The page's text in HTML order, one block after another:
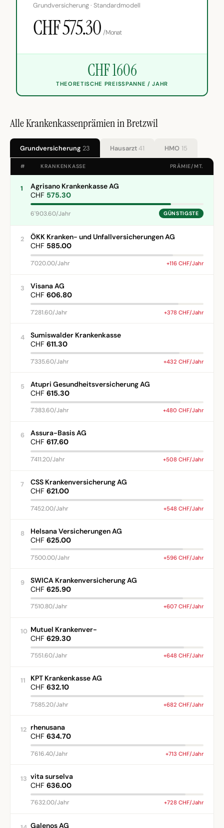
Grundversicherung · Standardmodell
CHF 575.30 /Monat
CHF 1606
THEORETISCHE PREISSPANNE / JAHR
Alle Krankenkassenprämien in Bretzwil
Grundversicherung 23 Hausarzt41 HMO 15
# KRANKENKASSE PRÄMIE/MT.
1
Agrisano Krankenkasse AG
CHF 575.30
6'903.60/Jahr GÜNSTIGSTE
2
ÖKK Kranken- und Unfallversicherungen AG
CHF 585.00
7'020.00/Jahr +116 CHF/Jahr
3
Visana AG
CHF 606.80
7'281.60/Jahr +378 CHF/Jahr
4
Sumiswalder Krankenkasse
CHF 611.30
7'335.60/Jahr +432 CHF/Jahr
5
Atupri Gesundheitsversicherung AG
CHF 615.30
7'383.60/Jahr +480 CHF/Jahr
6
Assura-Basis AG
CHF 617.60
7'411.20/Jahr +508 CHF/Jahr
7
CSS Krankenversicherung AG
CHF 621.00
7'452.00/Jahr +548 CHF/Jahr
8
Helsana Versicherungen AG
CHF 625.00
7'500.00/Jahr +596 CHF/Jahr
9
SWICA Krankenversicherung AG
CHF 625.90
7'510.80/Jahr +607 CHF/Jahr
10 Mutuel Krankenver-
CHF 629.30
7'551.60/Jahr +648 CHF/Jahr
11
KPT Krankenkasse AG
CHF 632.10
7'585.20/Jahr +682 CHF/Jahr
12 rhenusana
CHF 634.70
7'616.40/Jahr +713 CHF/Jahr
13 vita surselva
CHF 636.00
7'632.00/Jahr +728 CHF/Jahr
Galenos AG